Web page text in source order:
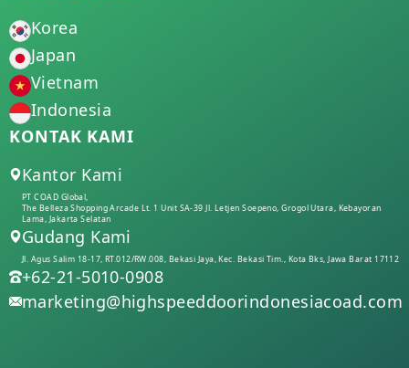
Korea
Japan
Vietnam
Indonesia
KONTAK KAMI
Kantor Kami
PT COAD Global,
The Belleza Shopping Arcade Lt. 1 Unit SA-39 Jl. Letjen Soepeno, Grogol Utara, Kebayoran
Lama, Jakarta Selatan
Gudang Kami
Jl. Agus Salim 18-17, RT.012/RW.008, Bekasi Jaya, Kec. Bekasi Tim., Kota Bks, Jawa Barat 17112
+62-21-5010-0908
marketing@highspeeddoorindonesiacoad.com